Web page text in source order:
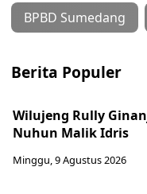
BPBD Sumedang
Berita Populer
Wilujeng Rully
Nuhun Malik Idris
Minggu, 9 Agustus 2026